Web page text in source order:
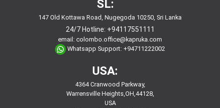
SL:
147 Old Kottawa Road, Nugegoda 10250, Sri Lanka
24/7 Hotline: +94117551111
email: colombo.office@kapruka.com
Whatsapp Support: +94711222002
USA:
4364 Cranwood Parkway,
Warrensville Heights,OH,44128,
USA